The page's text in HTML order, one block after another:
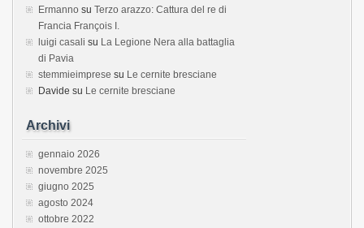
Ermanno su Terzo arazzo: Cattura del re di
Francia François I.
luigi casali su La Legione Nera alla battaglia
di Pavia
stemmieimprese su Le cernite bresciane
Davide su Le cernite bresciane
Archivi
gennaio 2026
novembre 2025
giugno 2025
agosto 2024
ottobre 2022